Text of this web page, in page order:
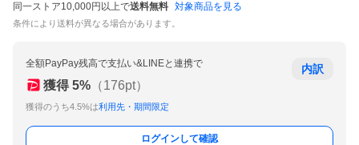
同一ストア10,000円以上で送料無料 対象商品を見る
条件により送料が異なる場合があります。
全額PayPay残高で支払い&LINEと連携で
獲得 5% （176pt）
獲得のうち4.5%は利用先・期間限定
内訳
ログインして確認